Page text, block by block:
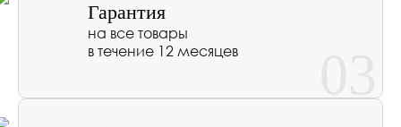
Гарантия
на все товары
в течение 12 месяцев